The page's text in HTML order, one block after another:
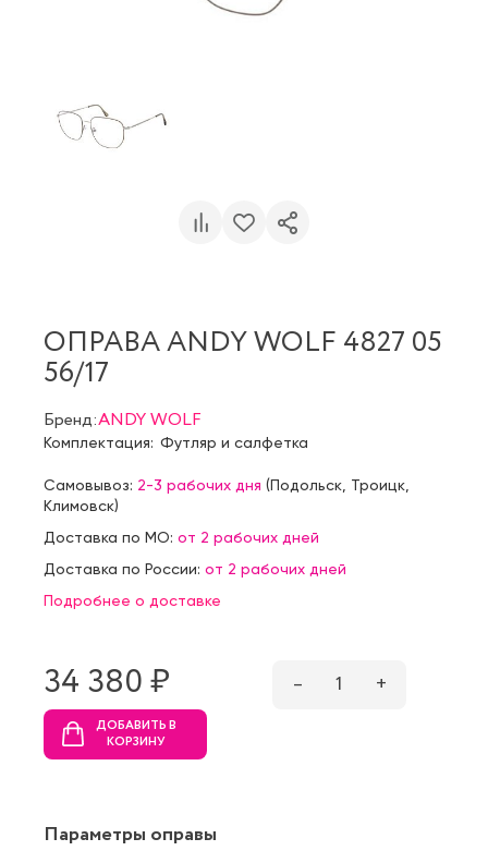
ОПРАВА ANDY WOLF 4827 05
56/17
Бренд:ANDY WOLF
Комплектация: Футляр и салфетка
Самовывоз: 2-3 рабочих дня (Подольск Троицк
Климовск)
Доставка по МО: от 2 рабочих дней
Доставка по России: от 2 рабочих дней
Подробнее о доставке
34 380 ₷ – 1 +
ДОБАВИТЬ В
КОРЗИНУ
Параметры оправы